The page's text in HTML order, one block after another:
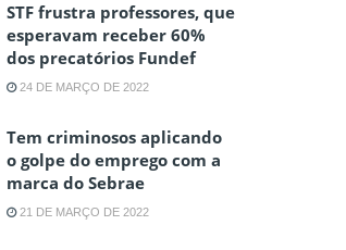
STF frustra professores, que
esperavam receber 60%
dos precatórios Fundef
24 DE MARÇO DE 2022
Tem criminosos aplicando
o golpe do emprego com a
marca do Sebrae
21 DE MARÇO DE 2022